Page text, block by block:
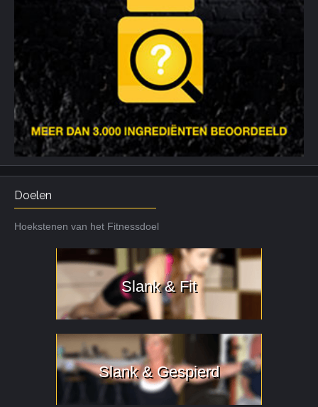
Doelen
Hoekstenen van het Fitnessdoel
Slank & Fit
Slank & Gespierd